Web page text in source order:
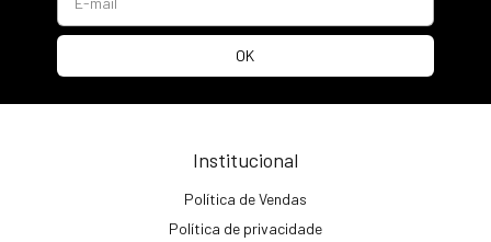
Institucional
Política de Vendas
Política de privacidade